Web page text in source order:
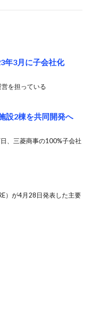
年3月に子会社化
を担っている
設2棟を共同開発へ
、三菱商事の100%子会社
）が4月28日発表した主要